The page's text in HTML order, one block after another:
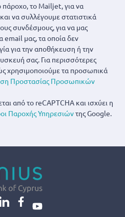
πάροχο, το Mailjet, για να
να συλλέγουμε στατιστικά
συνδέσμους, για να μας
μας, τα οποία δεν
για την αποθήκευση ή την
σας. Για περισσότερες
χρησιμοποιούμε τα προσωπικά
Προστασίας Προσωπικών
από το reCAPTCHA και ισχύει η
Παροχής Υπηρεσιώντης Google.